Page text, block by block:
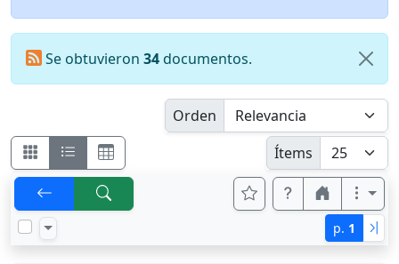
Se obtuvieron 34documentos.
Orden
Ítems
p. 1